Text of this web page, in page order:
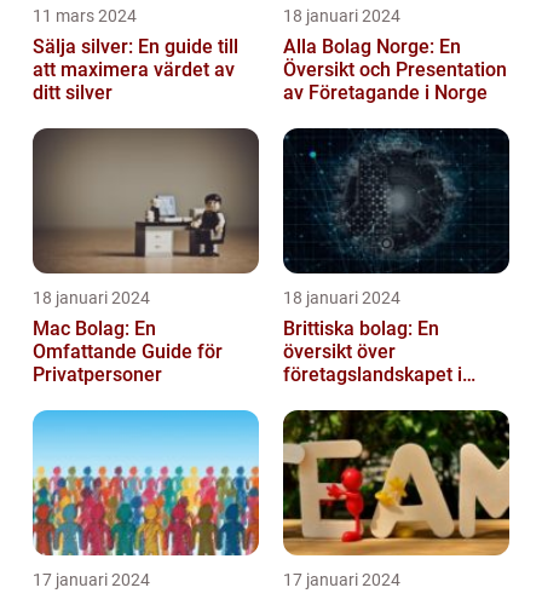
11 mars 2024
Sälja silver: En guide till
att maximera värdet av
ditt silver
18 januari 2024
Alla Bolag Norge: En
Översikt och Presentation
av Företagande i Norge
18 januari 2024
Mac Bolag: En
Omfattande Guide för
Privatpersoner
18 januari 2024
Brittiska bolag: En
översikt över
företagslandskapet i
17 januari 2024 17 januari 2024